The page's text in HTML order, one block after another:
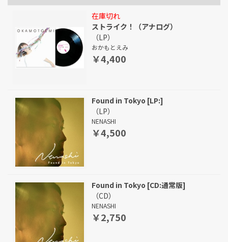
在庫切れ
ストライク！（アナログ）
（LP）
おかもとえみ
￥4,400
Found in Tokyo [LP:]
（LP）
NENASHI
￥4,500
Found in Tokyo [CD:通常版]
（CD）
NENASHI
￥2,750